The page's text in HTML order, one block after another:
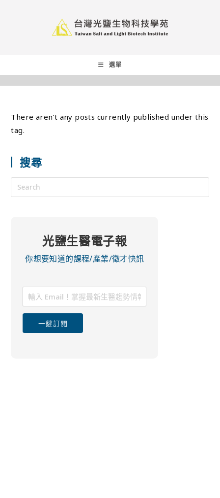
選單
There aren't any posts currently published under this
tag.
搜尋
光鹽生醫電子報
你想要知道的課程/產業/徵才快訊
一鍵訂閱